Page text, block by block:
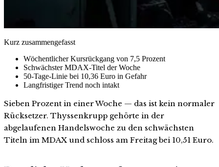
Kurz zusammengefasst
Wöchentlicher Kursrückgang von 7,5 Prozent
Schwächster MDAX-Titel der Woche
50-Tage-Linie bei 10,36 Euro in Gefahr
Langfristiger Trend noch intakt
Sieben Prozent in einer Woche — das ist kein normaler
Rücksetzer. Thyssenkrupp gehörte in der
abgelaufenen Handelswoche zu den schwächsten
Titeln im MDAX und schloss am Freitag bei 10,51 Euro.